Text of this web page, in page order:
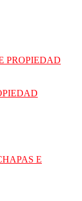
PROPIEDAD
E